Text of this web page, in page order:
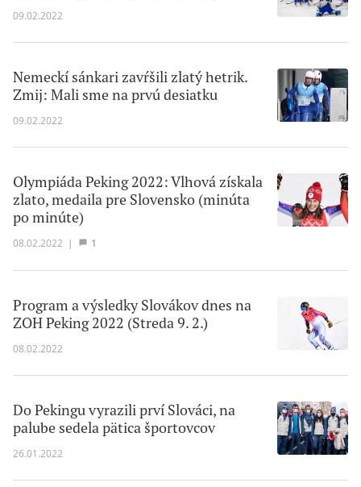
09.02.2022
Nemeckí sánkari zavŕšili zlatý hetrik.
Zmij: Mali sme na prvú desiatku
09.02.2022
Olympiáda Peking 2022: Vlhová získala
zlato, medaila pre Slovensko (minúta
po minúte)
08.02.2022 | 1
Program a výsledky Slovákov dnes na
ZOH Peking 2022 (Streda 9. 2.)
08.02.2022
Do Pekingu vyrazili prví Slováci, na
palube sedela pätica športovcov
26.01.2022